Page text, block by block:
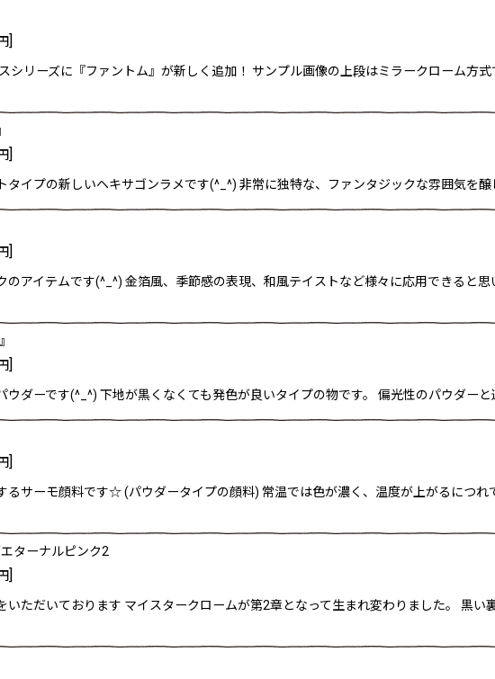
]
シリーズに『ファントム』が新しく追加！ サンプル画像の上段はミラークローム方
]
タイプの新しいヘキサゴンラメです(^_^) 非常に独特な、ファンタジックな雰囲気を
]
のアイテムです(^_^) 金箔風、季節感の表現、和風テイストなど様々に応用できると
]
ウダーです(^_^) 下地が黒くなくても発色が良いタイプの物です。 偏光性のパウダー
]
るサーモ顔料です☆ (パウダータイプの顔料) 常温では色が濃く、温度が上がるにつ
ターナルピンク2
]
いただいております マイスタークロームが第2章となって生まれ変わりました。 黒